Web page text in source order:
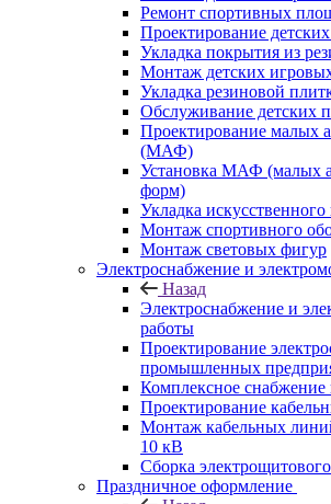
Ремонт спортивных
Проектирование
Укладка покрытия из
Монтаж детских
Укладка резиновой
Обслуживание детских
Проектирование малых
(МАФ)
Установка МАФ (малых
форм)
Укладка искусственного
Монтаж спортивного
Монтаж световых фигур
Электроснабжение и
Назад
Электроснабжение и
работы
Проектирование
промышленных
Комплексное снабжение
Проектирование
Монтаж кабельных
10 кВ
Сборка
Праздничное оформление